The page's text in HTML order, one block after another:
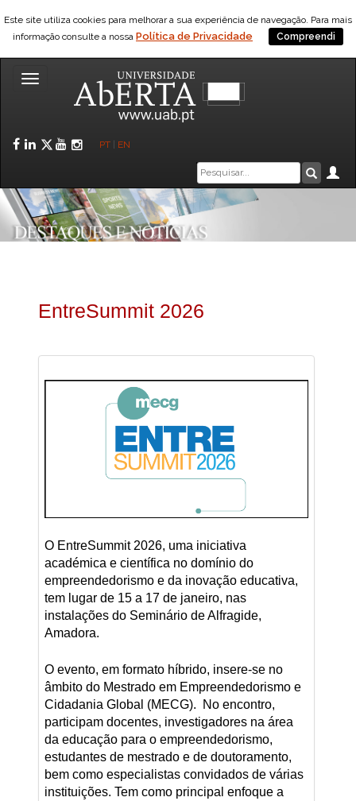
Este site utiliza cookies para melhorar a sua experiência de navegação. Para mais
informação consulte a nossa Política de Privacidade Compreendi
Toggle
Facebook
LinkedIn
Twitter
YouTube
Instagram
PT EN
Caixa
de
pesquisa
EntreSummit 2026
O EntreSummit 2026, uma iniciativa
académica e científica no domínio do
empreendedorismo e da inovação educativa,
tem lugar de 15 a 17 de janeiro, nas
instalações do Seminário de Alfragide,
Amadora.
O evento, em formato híbrido, insere-se no
âmbito do Mestrado em Empreendedorismo e
Cidadania Global (MECG). No encontro,
participam docentes, investigadores na área
da educação para o empreendedorismo,
estudantes de mestrado e de doutoramento,
bem como especialistas convidados de várias
instituições. Tem como principal enfoque a